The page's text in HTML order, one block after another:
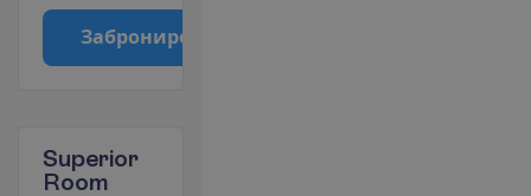
Заброниро
Superior
Room